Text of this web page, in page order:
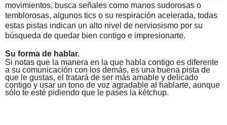
movimientos, busca señales como manos sudorosas o
temblorosas, algunos tics o su respiración acelerada, todas
estas pistas indican un alto nivel de nerviosismo por su
búsqueda de quedar bien contigo e impresionarte.
Su forma de hablar.
Si notas que la manera en la que habla contigo es diferente
a su comunicación con los demás, es una buena pista de
que le gustas, el tratará de ser más amable y delicado
contigo y usar un tono de voz agradable al hablarte, aunque
sólo te esté pidiendo que le pases la kétchup.